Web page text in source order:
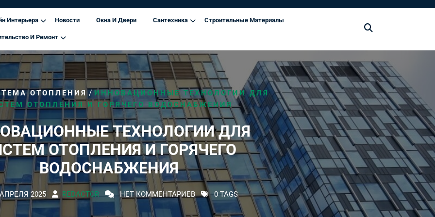
Интерьера Новости Окна И Двери Сантехника Строительные Материалы
И Ремонт
ОТОПЛЕНИЯ /ИННОВАЦИОННЫЕ ТЕХНОЛОГИИ ДЛЯ
ОТОПЛЕНИЯ И ГОРЯЧЕГО ВОДОСНАБЖЕНИЯ
ТЕХНОЛОГИИ ДЛЯ
ОТОПЛЕНИЯ И ГОРЯЧЕГО
ВОДОСНАБЖЕНИЯ
2025 REDACTOR НЕТ КОММЕНТАРИЕВ 0 TAGS